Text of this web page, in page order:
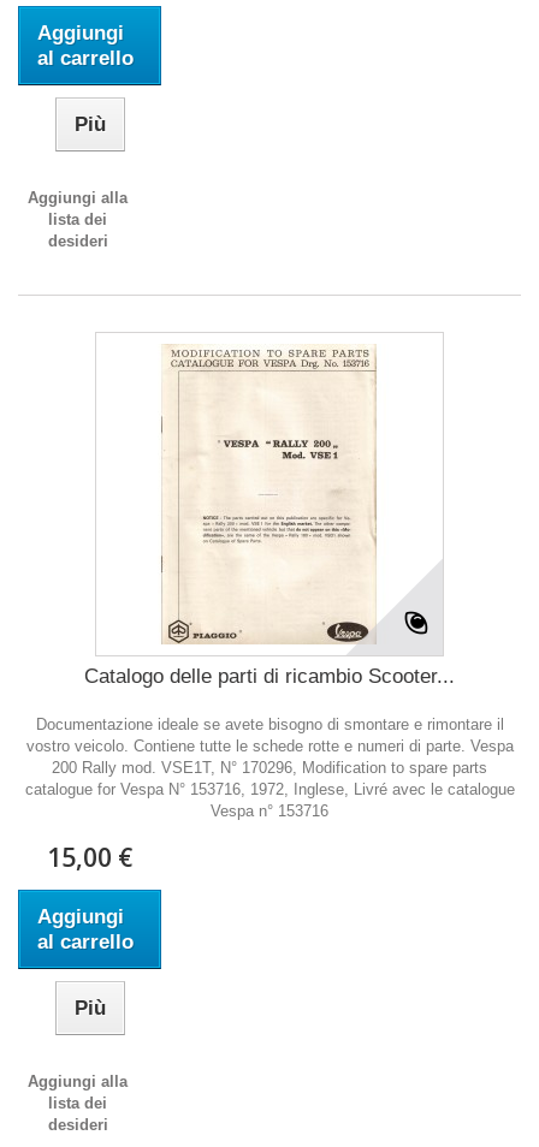
Aggiungi
al carrello
Più
Aggiungi alla
lista dei
desideri
Catalogo delle parti di ricambio Scooter...
Documentazione ideale se avete bisogno di smontare e rimontare il
vostro veicolo. Contiene tutte le schede rotte e numeri di parte. Vespa
200 Rally mod. VSE1T, N° 170296, Modification to spare parts
catalogue for Vespa N° 153716, 1972, Inglese, Livré avec le catalogue
Vespa n° 153716
15,00 €
Aggiungi
al carrello
Più
Aggiungi alla
lista dei
desideri